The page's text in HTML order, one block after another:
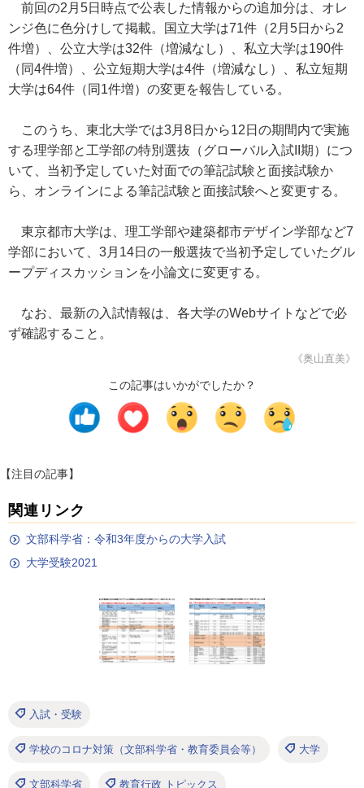
前回の2月5日時点で公表した情報からの追加分は、オレ
ンジ色に色分けして掲載。国立大学は71件（2月5日から2
件増）、公立大学は32件（増減なし）、私立大学は190件
（同4件増）、公立短期大学は4件（増減なし）、私立短期
大学は64件（同1件増）の変更を報告している。
このうち、東北大学では3月8日から12日の期間内で実施
する理学部と工学部の特別選抜（グローバル入試II期）につ
いて、当初予定していた対面での筆記試験と面接試験か
ら、オンラインによる筆記試験と面接試験へと変更する。
東京都市大学は、理工学部や建築都市デザイン学部など7
学部において、3月14日の一般選抜で当初予定していたグル
ープディスカッションを小論文に変更する。
なお、最新の入試情報は、各大学のWebサイトなどで必
ず確認すること。
《奥山直美》
この記事はいかがでしたか？
【注目の記事】
関連リンク
文部科学省：令和3年度からの大学入試
大学受験2021
入試・受験
学校のコロナ対策（文部科学省・教育委員会等） 大学
文部科学省 教育行政 トピックス